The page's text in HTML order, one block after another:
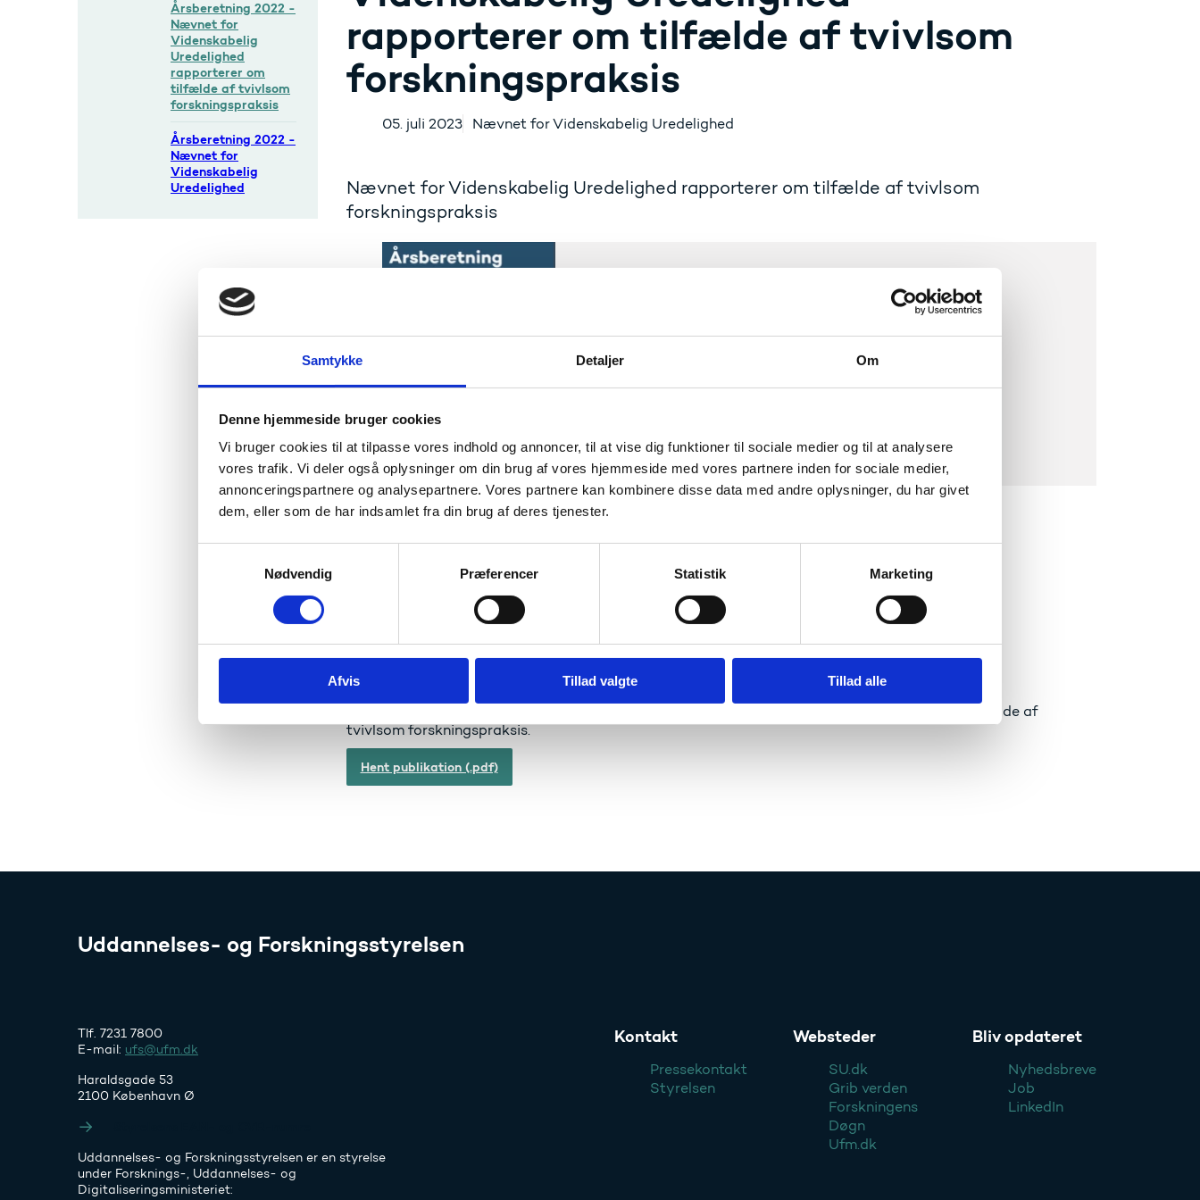
Samtykke Detaljer Om
Denne hjemmeside bruger cookies
Vi bruger cookies til at tilpasse vores indhold og annoncer, til at vise dig funktioner til sociale medier og til at analysere
vores trafik. Vi deler også oplysninger om din brug af vores hjemmeside med vores partnere inden for sociale medier,
annonceringspartnere og analysepartnere. Vores partnere kan kombinere disse data med andre oplysninger, du har givet
dem, eller som de har indsamlet fra din brug af deres tjenester.
v
Nødvendig Præferencer Statistik Marketing
Afvis Tillad valgte Tillad alle
Årsberetning 2022 -
Nævnet for
Videnskabelig
Uredelighed
rapporterer om
tilfælde af tvivlsom
forskningspraksis
Årsberetning 2022 -
Nævnet for
Videnskabelig
Uredelighed
rapporterer om tilfælde af tvivlsom
forskningspraksis
05. juli 2023 Nævnet for Videnskabelig Uredelighed
Nævnet for Videnskabelig Uredelighed rapporterer om tilfælde af tvivlsom
forskningspraksis
Publiceringsdato: 5. juli 2023
Internet ISBN: 978-87-94128-78-0
Udgiver: Nævnet for Videnskabelig Uredelighed
Publikationsår: 2023
Sideantal: 12
I perioden fra 1. januar til 31. december 2022 har forskningsinstitutionerne behandlet i alt 17 tilfælde af
tvivlsom forskningspraksis.
Hent publikation (.pdf)
Uddannelses- og Forskningsstyrelsen
Tlf. 7231 7800
E-mail: ufs@ufm.dk
Haraldsgade 53
2100 København Ø
Uddannelses- og Forskningsstyrelsen er en styrelse
under Forsknings-, Uddannelses- og
Digitaliseringsministeriet:
Kontakt
Pressekontakt
Styrelsen
Websteder
SU.dk
Grib verden
Forskningens
Døgn
Ufm.dk
Bliv opdateret
Nyhedsbreve
Job
LinkedIn